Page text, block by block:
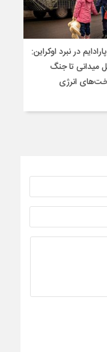
در نبرد اوکراین:
میدانی تا جنگ
انرژی